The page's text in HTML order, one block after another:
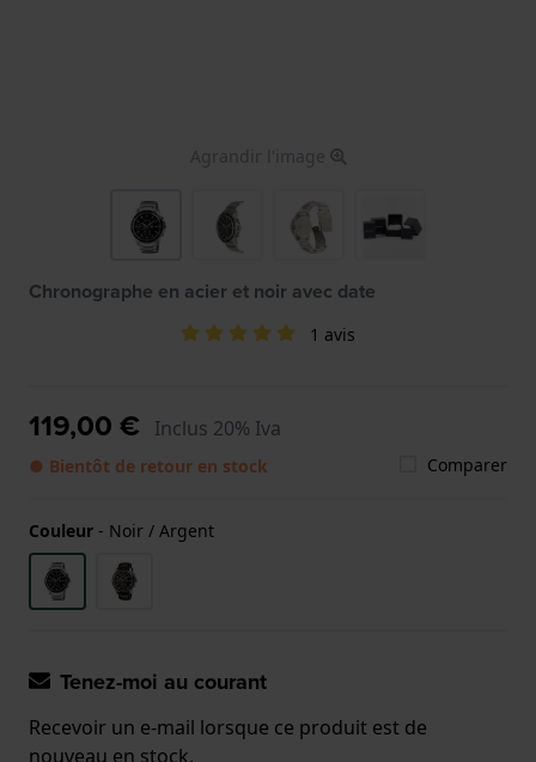
Agrandir l'image
Chronographe en acier et noir avec date
1 avis
119,00 € Inclus 20% Iva
● Bientôt de retour en stock Comparer
Couleur - Noir / Argent
Tenez-moi au courant
Recevoir un e-mail lorsque ce produit est de
nouveau en stock.